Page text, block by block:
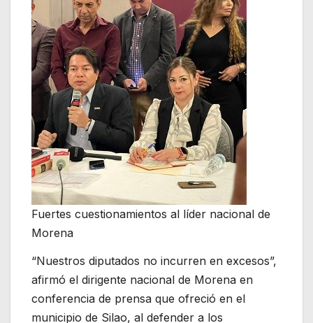
Fuertes cuestionamientos al líder nacional de
Morena
“Nuestros diputados no incurren en excesos”,
afirmó el dirigente nacional de Morena en
conferencia de prensa que ofreció en el
municipio de Silao, al defender a los